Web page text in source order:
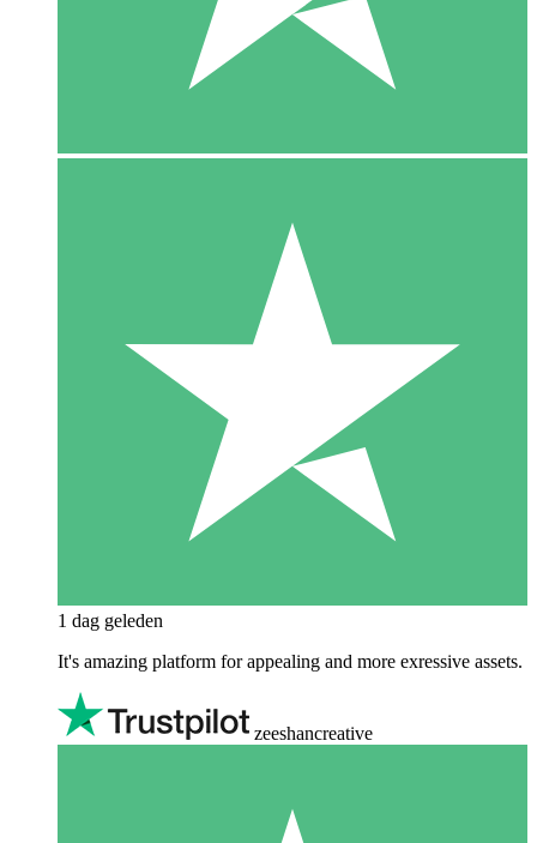
1 dag geleden
It's amazing platform for appealing and more exressive assets.
zeeshancreative